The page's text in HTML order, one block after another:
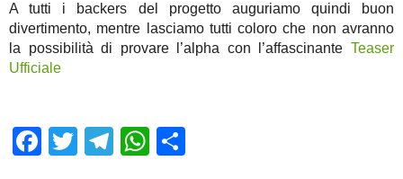
A tutti i backers del progetto auguriamo quindi buon
divertimento, mentre lasciamo tutti coloro che non avranno
la possibilità di provare l’alpha con l’affascinante Teaser
Ufficiale
Facebook
TwitterTelegram
WhatsApp